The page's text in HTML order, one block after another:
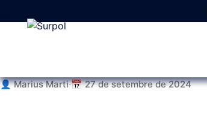
👤 Marius Marti·📅 27 de setembre de 2024